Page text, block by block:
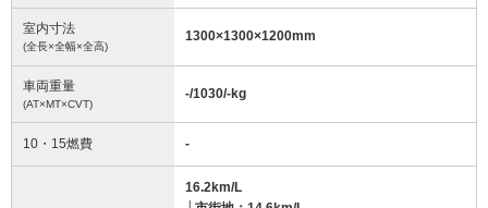
室内寸法
(全長×全幅×全高)
1300×1300×1200mm
車両重量
(AT×MT×CVT)
-/1030/-kg
10・15燃費 -
16.2km/L